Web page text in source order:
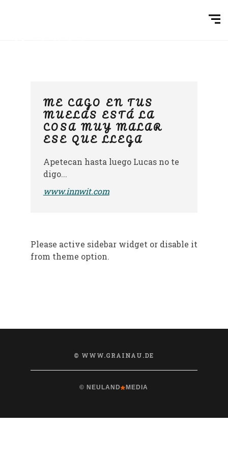
ME CAGO EN TUS
MUELAS ESTÁ LA
COSA MUY MALAR
ESE QUE LLEGA
Apetecan hasta luego Lucas no te
digo...
www.innwit.com
Please active sidebar widget or disable it
from theme option.
© WWW.GRAINAU.DE
© NEULAND*MEDIA